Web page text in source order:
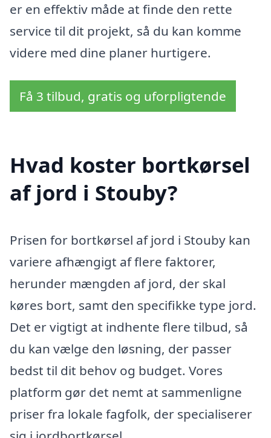
er en effektiv måde at finde den rette
service til dit projekt, så du kan komme
videre med dine planer hurtigere.
Få 3 tilbud, gratis og uforpligtende
Hvad koster bortkørsel
af jord i Stouby?
Prisen for bortkørsel af jord i Stouby kan
variere afhængigt af flere faktorer,
herunder mængden af jord, der skal
køres bort, samt den specifikke type jord.
Det er vigtigt at indhente flere tilbud, så
du kan vælge den løsning, der passer
bedst til dit behov og budget. Vores
platform gør det nemt at sammenligne
priser fra lokale fagfolk, der specialiserer